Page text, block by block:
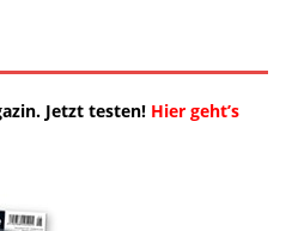
Jetzt testen! Hier geht’s